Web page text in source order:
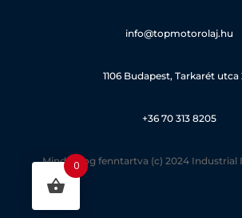
info@topmotorolaj.hu
1106 Budapest, Tarkarét utca
+36 70 313 8205
Minden jog fenntartva (c) 2024 Industrial
0